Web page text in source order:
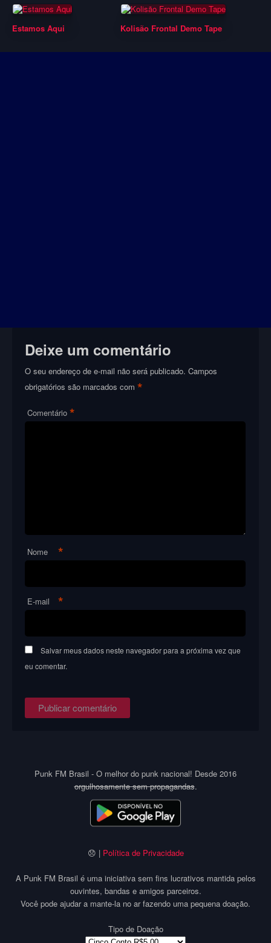
Estamos Aqui Kolisão Frontal Demo Tape
Deixe um comentário
O seu endereço de e-mail não será publicado. Campos
obrigatórios são marcados com*
Comentário *
Nome *
E-mail *
Salvar meus dados neste navegador para a próxima vez que
eu comentar.
Punk FM Brasil - O melhor do punk nacional! Desde 2016
orgulhosamente sem propagandas.
😞 | Política de Privacidade
A Punk FM Brasil é uma iniciativa sem fins lucrativos mantida pelos
ouvintes, bandas e amigos parceiros.
Você pode ajudar a mante-la no ar fazendo uma pequena doação.
Tipo de Doação